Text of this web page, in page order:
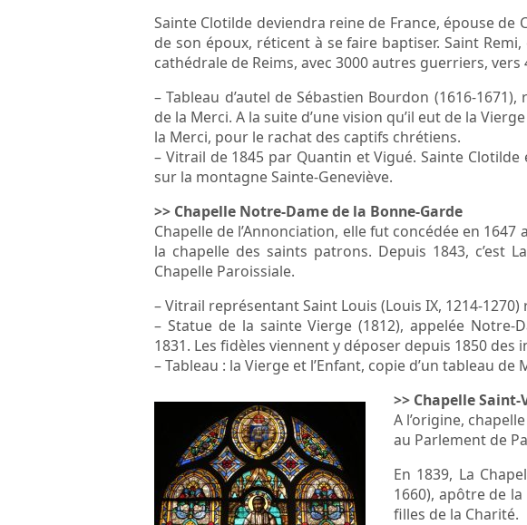
Sainte Clotilde deviendra reine de France, épouse de
de son époux, réticent à se faire baptiser. Saint
cathédrale de Reims, avec 3000 autres guerriers, vers
– Tableau d’autel de Sébastien Bourdon (1616-
de la Merci. A la suite d’une vision qu’il eut de la
la Merci, pour le rachat des captifs chrétiens.
– Vitrail de 1845 par Quantin et Vigué. Sainte
sur la montagne Sainte-Geneviève.
>> Chapelle Notre-Dame de la Bonne-Garde
Chapelle de l’Annonciation, elle fut concédée en
la chapelle des saints patrons. Depuis 1843, c’est
Chapelle Paroissiale.
– Vitrail représentant Saint Louis (Louis IX, 1214-
– Statue de la sainte Vierge (1812), appelée
1831. Les fidèles viennent y déposer depuis 1850
– Tableau : la Vierge et l’Enfant, copie d’un tableau de
>> Chapelle
A l’origine,
au Parlement de
En 1839, La
1660), apôtre de
filles de la Charité.